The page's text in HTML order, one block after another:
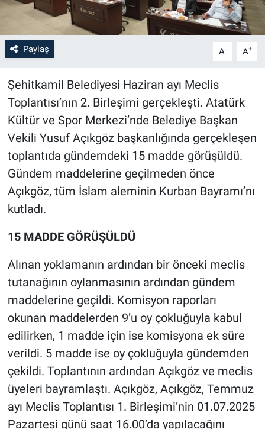
Paylaş A- A+
Şehitkamil Belediyesi Haziran ayı Meclis
Toplantısı’nın 2. Birleşimi gerçekleşti. Atatürk
Kültür ve Spor Merkezi’nde Belediye Başkan
Vekili Yusuf Açıkgöz başkanlığında gerçekleşen
toplantıda gündemdeki 15 madde görüşüldü.
Gündem maddelerine geçilmeden önce
Açıkgöz, tüm İslam aleminin Kurban Bayramı’nı
kutladı.
15 MADDE GÖRÜŞÜLDÜ
Alınan yoklamanın ardından bir önceki meclis
tutanağının oylanmasının ardından gündem
maddelerine geçildi. Komisyon raporları
okunan maddelerden 9’u oy çokluğuyla kabul
edilirken, 1 madde için ise komisyona ek süre
verildi. 5 madde ise oy çokluğuyla gündemden
çekildi. Toplantının ardından Açıkgöz ve meclis
üyeleri bayramlaştı. Açıkgöz, Açıkgöz, Temmuz
ayı Meclis Toplantısı 1. Birleşimi’nin 01.07.2025
Pazartesi günü saat 16.00’da yapılacağını